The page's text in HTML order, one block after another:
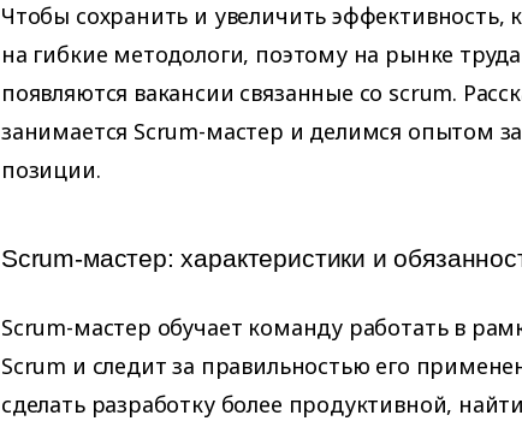
Чтобы сохранить и увеличить эффективность,
на гибкие методологи, поэтому на рынке
появляются вакансии связанные со scrum.
занимается Scrum-мастер и делимся опытом
позиции.
Scrum-мастер: характеристики и
Scrum-мастер обучает команду работать в
Scrum и следит за правильностью его
сделать разработку более продуктивной,